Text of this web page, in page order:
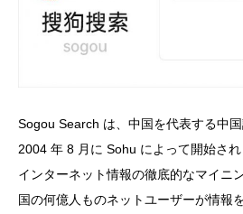
Sogou Search は、中国を代表する中国
2004 年 8 月に Sohu によって開始さ
インターネット情報の徹底的なマイニ
国の何億人ものネットユーザーが情報